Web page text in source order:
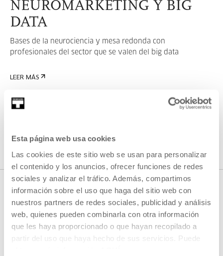
Esta página web usa cookies
Las cookies de este sitio web se usan para personalizar
el contenido y los anuncios, ofrecer funciones de redes
sociales y analizar el tráfico. Además, compartimos
información sobre el uso que haga del sitio web con
nuestros partners de redes sociales, publicidad y análisis
web, quienes pueden combinarla con otra información
que les haya proporcionado o que hayan recopilado a
partir del uso que haya hecho de sus servicios. Puede
NEUROMARKETING Y BIG
DATA
Bases de la neurociencia y mesa redonda con
profesionales del sector que se valen del big data
LEER MÁS